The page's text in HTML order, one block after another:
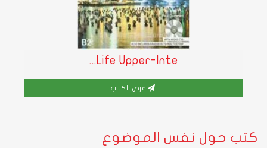
Life Upper-Inte...
عرض الكتاب
كتب حول نفس الموضوع